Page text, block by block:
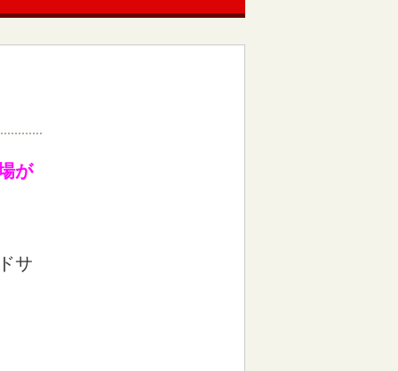
が
サ